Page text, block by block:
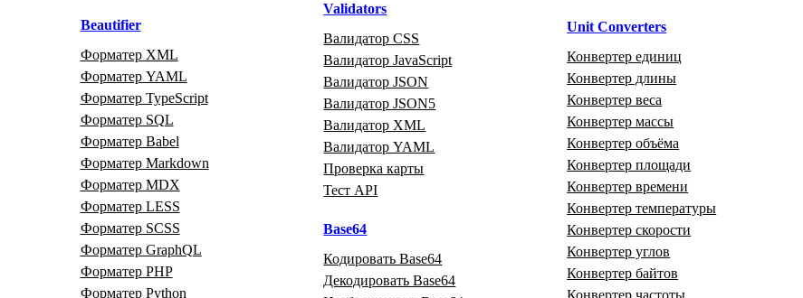
Beautifier
Форматер XML
Форматер YAML
Форматер TypeScript
Форматер SQL
Форматер Babel
Форматер Markdown
Форматер MDX
Форматер LESS
Форматер SCSS
Форматер GraphQL
Форматер PHP
Форматер Python
Validators
Валидатор CSS
Валидатор JavaScript
Валидатор JSON
Валидатор JSON5
Валидатор XML
Валидатор YAML
Проверка карты
Тест API
Base64
Кодировать Base64
Декодировать Base64
Unit Converters
Конвертер единиц
Конвертер длины
Конвертер веса
Конвертер массы
Конвертер объёма
Конвертер площади
Конвертер времени
Конвертер температуры
Конвертер скорости
Конвертер углов
Конвертер байтов